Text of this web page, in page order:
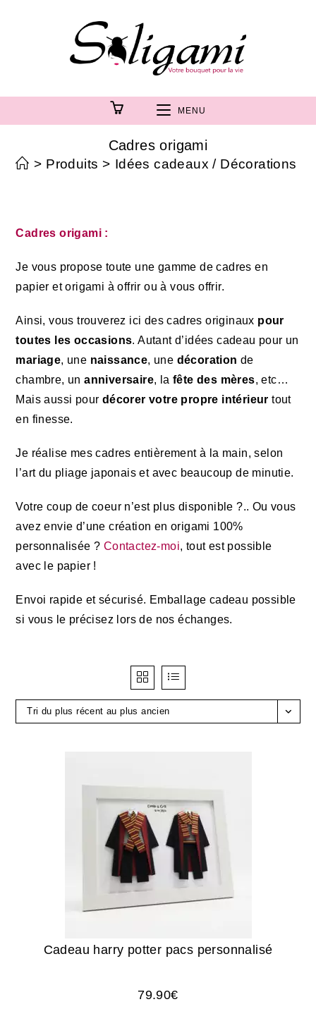
MENU
Cadres origami
> Produits > Idées cadeaux / Décorations
Cadres origami :
Je vous propose toute une gamme de cadres en
papier et origami à offrir ou à vous offrir.
Ainsi, vous trouverez ici des cadres originaux pour
toutes les occasions. Autant d’idées cadeau pour un
mariage, une naissance, une décoration de
chambre, unanniversaire, la fête des mères, etc…
Mais aussi pour décorer votre propre intérieur tout
en finesse.
Je réalise mes cadres entièrement à la main, selon
l’art du pliage japonais et avec beaucoup de minutie.
Votre coup de coeur n’est plus disponible ?.. Ou vous
avez envie d’une création en origami 100%
personnalisée ? Contactez-moi, tout est possible
avec le papier !
Envoi rapide et sécurisé. Emballage cadeau possible
si vous le précisez lors de nos échanges.
Tri du plus récent au plus ancien
Cadeau harry potter pacs personnalisé
79.90€